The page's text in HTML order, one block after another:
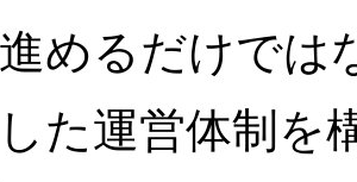
めるだけでは
た運営体制を